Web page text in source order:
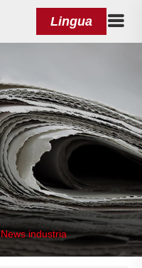
Lingua
News industria